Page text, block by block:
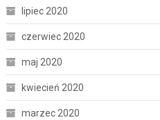
lipiec 2020
czerwiec 2020
maj 2020
kwiecień 2020
marzec 2020